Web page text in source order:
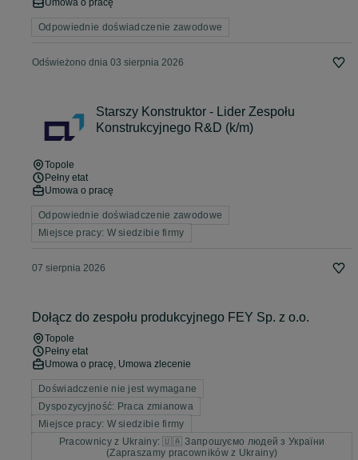
Umowa o pracę
Odpowiednie doświadczenie zawodowe
Odświeżono dnia 03 sierpnia 2026
Starszy Konstruktor - Lider Zespołu
Konstrukcyjnego R&D (k/m)
Topole
Pełny etat
Umowa o pracę
Odpowiednie doświadczenie zawodowe
Miejsce pracy: W siedzibie firmy
07 sierpnia 2026
Dołącz do zespołu produkcyjnego FEY Sp. z o.o.
Topole
Pełny etat
Umowa o pracę, Umowa zlecenie
Doświadczenie nie jest wymagane
Dyspozycyjność: Praca zmianowa
Miejsce pracy: W siedzibie firmy
Pracownicy z Ukrainy: 🇺🇦 Запрошуємо людей з України
(Zapraszamy pracowników z Ukrainy)